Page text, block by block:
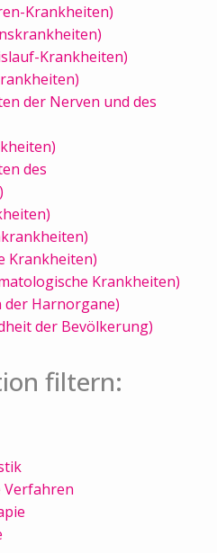
Krankheiten)
Krankheiten)
der Nerven und des
des
Krankheiten)
Krankheiten)
Harnorgane)
der Bevölkerung)
filtern:
Verfahren